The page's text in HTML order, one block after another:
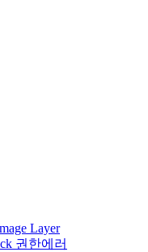
Layer
권한에러